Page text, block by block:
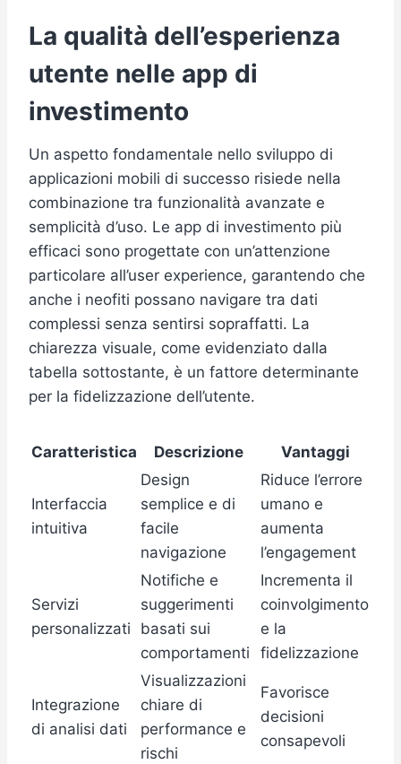
La qualità dell’esperienza
utente nelle app di
investimento
Un aspetto fondamentale nello sviluppo di
applicazioni mobili di successo risiede nella
combinazione tra funzionalità avanzate e
semplicità d’uso. Le app di investimento più
efficaci sono progettate con un’attenzione
particolare all’user experience, garantendo che
anche i neofiti possano navigare tra dati
complessi senza sentirsi sopraffatti. La
chiarezza visuale, come evidenziato dalla
tabella sottostante, è un fattore determinante
per la fidelizzazione dell’utente.
Caratteristica Descrizione Vantaggi
Interfaccia
intuitiva
Design
semplice e di
facile
navigazione
Riduce l’errore
umano e
aumenta
l’engagement
Servizi
personalizzati
Notifiche e
suggerimenti
basati sui
comportamenti
Incrementa il
coinvolgimento
e la
fidelizzazione
Integrazione
di analisi dati
Visualizzazioni
chiare di
performance e
rischi
Favorisce
decisioni
consapevoli